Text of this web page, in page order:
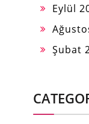
Eylül
Şubat